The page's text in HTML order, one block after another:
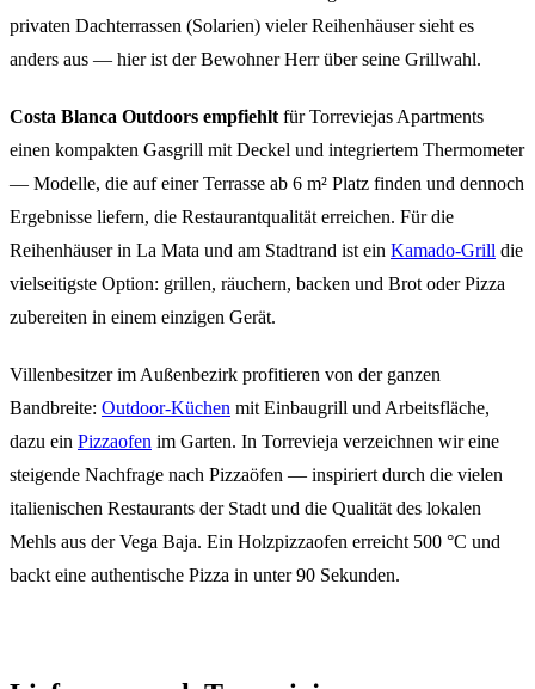
privaten Dachterrassen (Solarien) vieler Reihenhäuser sieht es
anders aus — hier ist der Bewohner Herr über seine Grillwahl.
Costa Blanca Outdoors empfiehlt für Torreviejas Apartments
einen kompakten Gasgrill mit Deckel und integriertem Thermometer
— Modelle, die auf einer Terrasse ab 6 m² Platz finden und dennoch
Ergebnisse liefern, die Restaurantqualität erreichen. Für die
Reihenhäuser in La Mata und am Stadtrand ist ein Kamado-Grill die
vielseitigste Option: grillen, räuchern, backen und Brot oder Pizza
zubereiten in einem einzigen Gerät.
Villenbesitzer im Außenbezirk profitieren von der ganzen
Bandbreite: Outdoor-Küchen mit Einbaugrill und Arbeitsfläche,
dazu ein Pizzaofen im Garten. In Torrevieja verzeichnen wir eine
steigende Nachfrage nach Pizzaöfen — inspiriert durch die vielen
italienischen Restaurants der Stadt und die Qualität des lokalen
Mehls aus der Vega Baja. Ein Holzpizzaofen erreicht 500 °C und
backt eine authentische Pizza in unter 90 Sekunden.